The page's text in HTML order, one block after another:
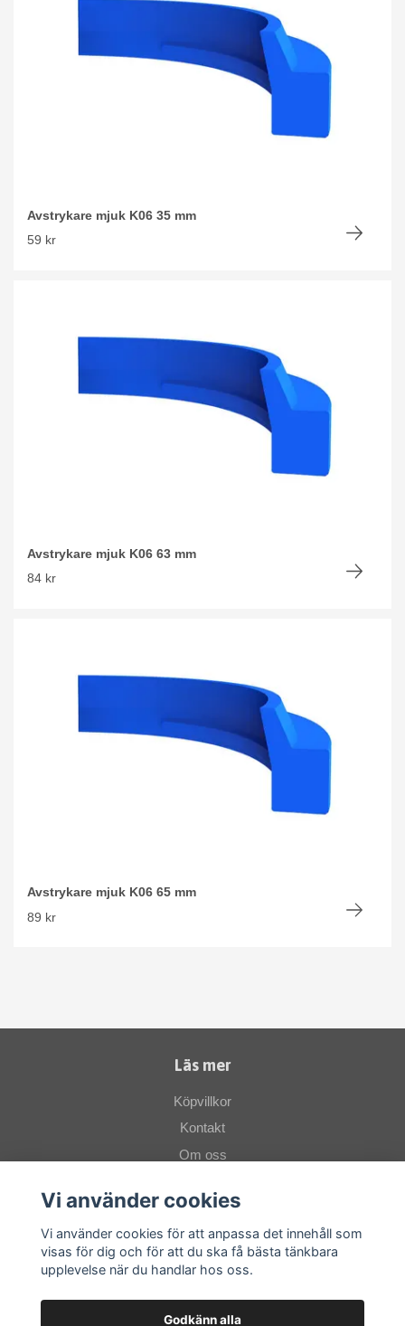
Avstrykare mjuk K06 35 mm
59 kr
Avstrykare mjuk K06 63 mm
84 kr
Avstrykare mjuk K06 65 mm
89 kr
Läs mer
Köpvillkor
Kontakt
Om oss
Vi använder cookies
Vi använder cookies för att anpassa det innehåll som
visas för dig och för att du ska få bästa tänkbara
upplevelse när du handlar hos oss.
Godkänn alla